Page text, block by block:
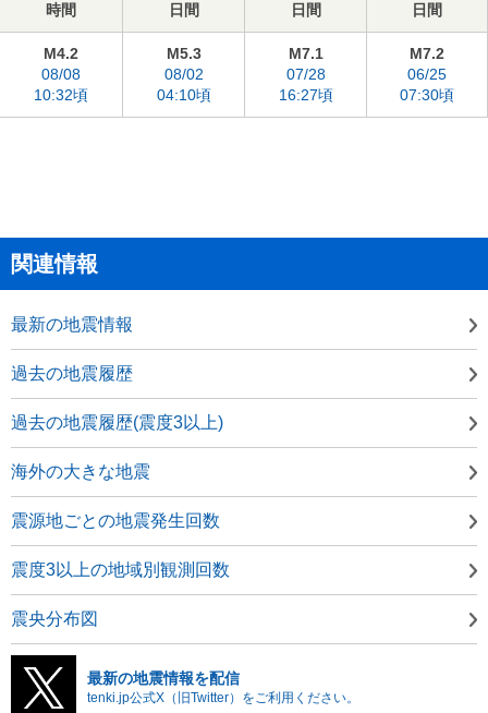
時間
日間
日間
日間
M4.2
08/08
10:32頃
M5.3
08/02
04:10頃
M7.1
07/28
16:27頃
M7.2
06/25
07:30頃
関連情報
最新の地震情報
過去の地震履歴
過去の地震履歴(震度3以上)
海外の大きな地震
震源地ごとの地震発生回数
震度3以上の地域別観測回数
震央分布図
最新の地震情報を配信
tenki.jp公式X（旧Twitter）をご利用ください。